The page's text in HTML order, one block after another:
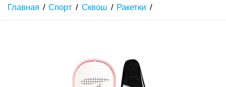
Главная Спорт Сквош Ракетки